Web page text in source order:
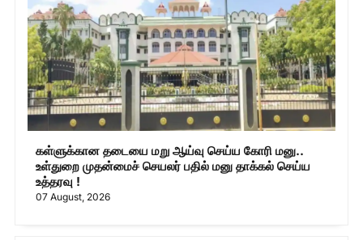
கள்ளுக்கான தடையை மறு ஆய்வு செய்ய கோரி மனு..
உள்துறை முதன்மைச் செயலர் பதில் மனு தாக்கல் செய்ய
உத்தரவு !
07 August, 2026